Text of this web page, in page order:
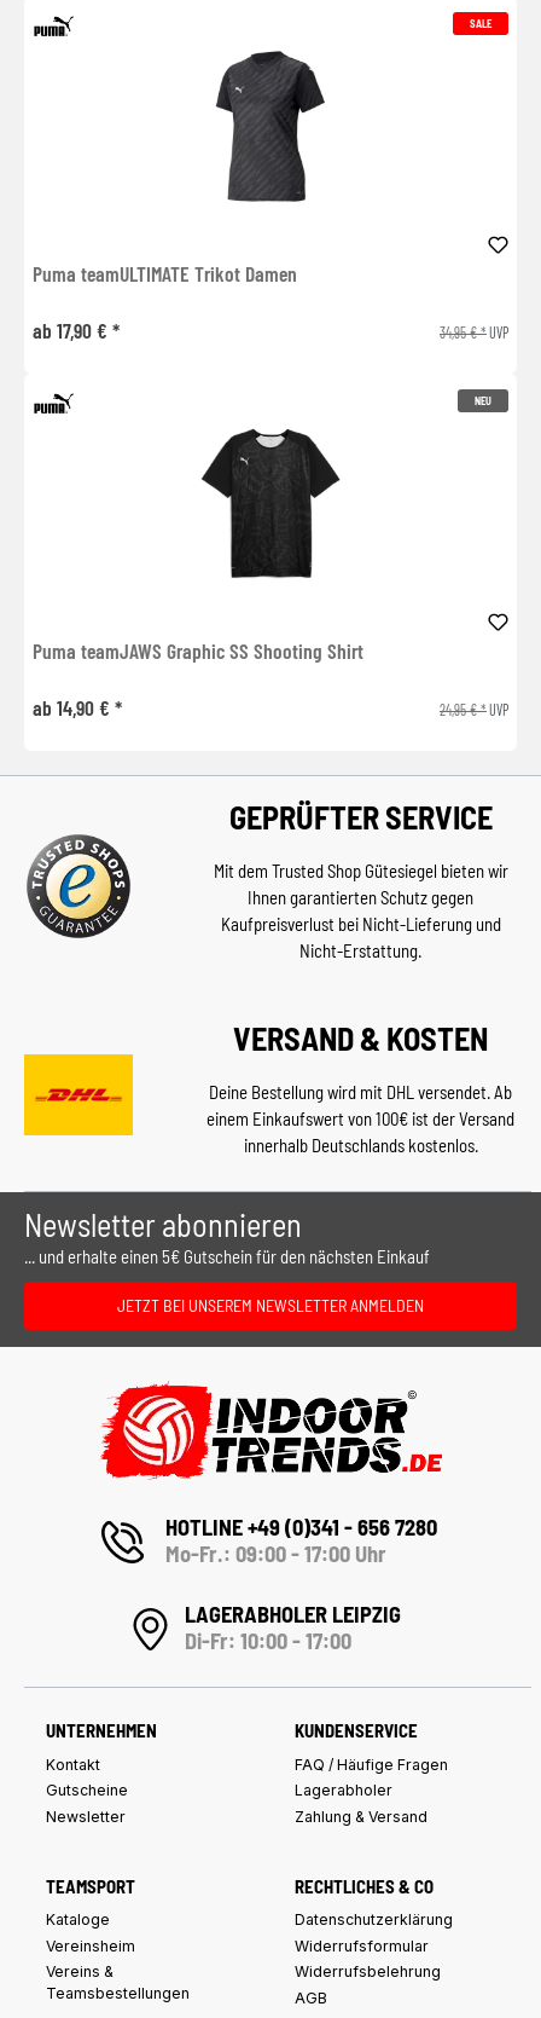
SALE
Puma teamULTIMATE Trikot Damen
ab 17,90 € * 34,95 € *UVP
NEU
Puma teamJAWS Graphic SS Shooting Shirt
ab 14,90 € * 24,95 € *UVP
GEPRÜFTER SERVICE
Mit dem Trusted Shop Gütesiegel bieten wir
Ihnen garantierten Schutz gegen
Kaufpreisverlust bei Nicht-Lieferung und
Nicht-Erstattung.
VERSAND & KOSTEN
Deine Bestellung wird mit DHL versendet. Ab
einem Einkaufswert von 100€ ist der Versand
innerhalb Deutschlands kostenlos.
Newsletter abonnieren
... und erhalte einen 5€ Gutschein für den nächsten Einkauf
JETZT BEI UNSEREM NEWSLETTER ANMELDEN
HOTLINE +49 (0)341 - 656 7280
Mo-Fr.: 09:00 - 17:00 Uhr
LAGERABHOLER LEIPZIG
Di-Fr: 10:00 - 17:00
UNTERNEHMEN
Kontakt
Gutscheine
Newsletter
KUNDENSERVICE
FAQ / Häufige Fragen
Lagerabholer
Zahlung & Versand
TEAMSPORT
Kataloge
Vereinsheim
Vereins &
Teamsbestellungen
RECHTLICHES & CO
Datenschutzerklärung
Widerrufsformular
Widerrufsbelehrung
AGB